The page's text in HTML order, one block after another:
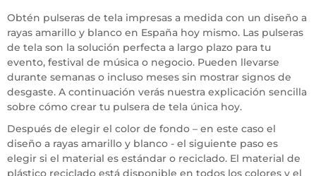
Obtén pulseras de tela impresas a medida con un diseño a
rayas amarillo y blanco en España hoy mismo. Las pulseras
de tela son la solución perfecta a largo plazo para tu
evento, festival de música o negocio. Pueden llevarse
durante semanas o incluso meses sin mostrar signos de
desgaste. A continuación verás nuestra explicación sencilla
sobre cómo crear tu pulsera de tela única hoy.
Después de elegir el color de fondo – en este caso el
diseño a rayas amarillo y blanco - el siguiente paso es
elegir si el material es estándar o reciclado. El material de
plástico reciclado está disponible en todos los colores y el